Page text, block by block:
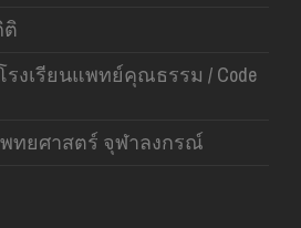
งเรียนแพทย์คุณธรรม / Code
ยศาสตร์ จุฬาลงกรณ์